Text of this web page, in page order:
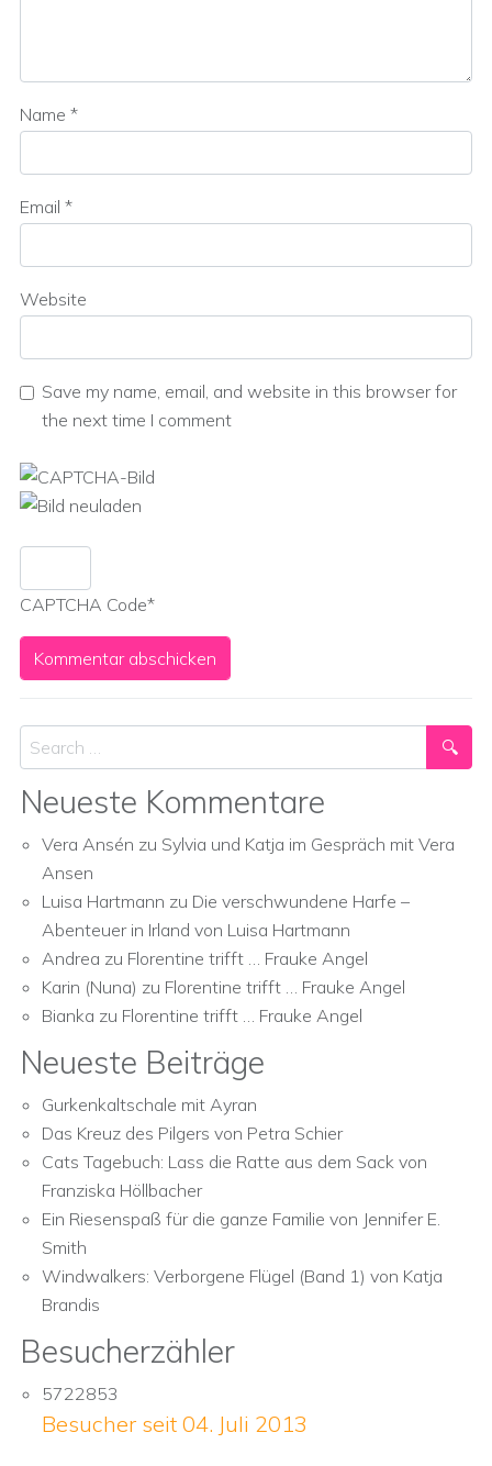
Name *
Email *
Website
Save my name, email, and website in this browser for
the next time I comment
CAPTCHA Code*
Search
Neueste Kommentare
Vera Ansén zu Sylvia und Katja im Gespräch mit Vera
Ansen
Luisa Hartmann zu Die verschwundene Harfe –
Abenteuer in Irland von Luisa Hartmann
Andrea zu Florentine trifft … Frauke Angel
Karin (Nuna) zu Florentine trifft … Frauke Angel
Bianka zu Florentine trifft … Frauke Angel
Neueste Beiträge
Gurkenkaltschale mit Ayran
Das Kreuz des Pilgers von Petra Schier
Cats Tagebuch: Lass die Ratte aus dem Sack von
Franziska Höllbacher
Ein Riesenspaß für die ganze Familie von Jennifer E.
Smith
Windwalkers: Verborgene Flügel (Band 1) von Katja
Brandis
Besucherzähler
5722853
Besucher seit 04. Juli 2013